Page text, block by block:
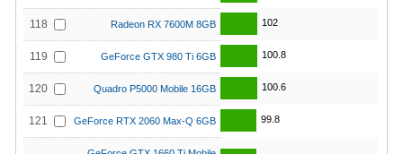
118 Radeon RX 7600M 8GB 102
119 GeForce GTX 980 Ti 6GB 100.8
120 Quadro P5000 Mobile 16GB 100.6
121 GeForce RTX 2060 Max-Q 6GB 99.8